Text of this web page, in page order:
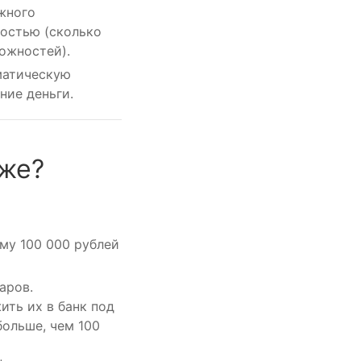
(сколько
деньги.
100 000 рублей
их в банк под
чем 100